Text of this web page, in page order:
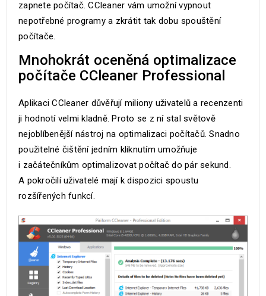
zapnete počítač. CCleaner vám umožní vypnout
nepotřebné programy a zkrátit tak dobu spouštění
počítače.
Mnohokrát oceněná optimalizace
počítače CCleaner Professional
Aplikaci CCleaner důvěřují miliony uživatelů a recenzenti
ji hodnotí velmi kladně. Proto se z ní stal světově
nejoblíbenější nástroj na optimalizaci počítačů. Snadno
použitelné čištění jedním kliknutím umožňuje
i začátečníkům optimalizovat počítač do pár sekund.
A pokročilí uživatelé mají k dispozici spoustu
rozšířených funkcí.